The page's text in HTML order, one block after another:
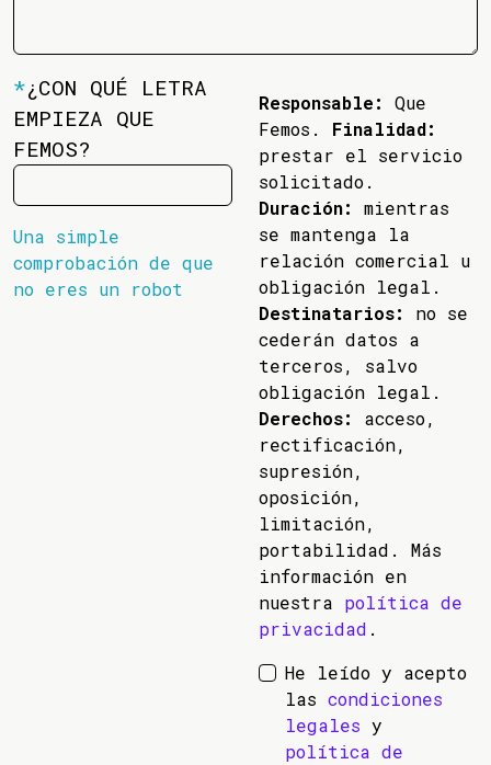
*¿CON QUÉ LETRA
EMPIEZA QUE
FEMOS?
Una simple
comprobación de que
no eres un robot
Responsable:
Que
Femos. Finalidad:
prestar el servicio
solicitado.
Duración:
mientras
se mantenga la
relación comercial u
obligación legal.
Destinatarios:
no se
cederán datos a
terceros, salvo
obligación legal.
Derechos:
acceso,
rectificación,
supresión,
oposición,
limitación,
portabilidad. Más
información en
nuestra política de
privacidad .
He leído y acepto
las condiciones
legales y
política de